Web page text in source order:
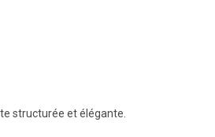
structurée et élégante.